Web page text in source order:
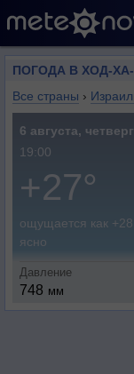
ПОГОДА В ХОД-
Все страны ›
6 августа, четверг
19:00
+27°
ощущается как +28
ясно
Давление
748 мм